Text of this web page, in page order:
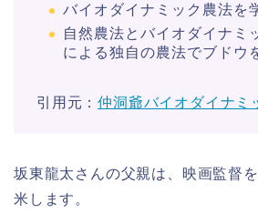
バイオダイナミック農法を
自然農法とバイオダイナミ
による独自の農法でブドウ
引用元：仲洞爺バイオダイナミ
坂東龍太さんの父親は、映画監督
米します。